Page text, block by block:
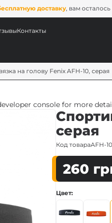
доставку, вам осталось
Контакты
на голову Fenix AFH-10, серая
console for more
серая
Код товараAFH-
260
Цвет